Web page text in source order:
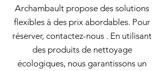
Archambault propose des solutions
flexibles à des prix abordables. Pour
réserver, contactez-nous . En utilisant
des produits de nettoyage
écologiques, nous garantissons un